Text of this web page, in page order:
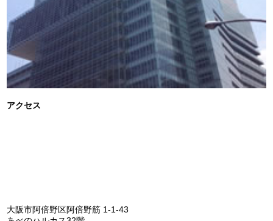
アクセス
大阪市阿倍野区阿倍野筋 1-1-43